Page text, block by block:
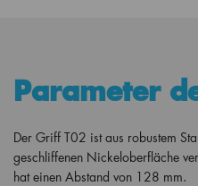
Parameter
Der Griff T02 ist aus robustem
geschliffenen Nickeloberfläche
hat einen Abstand von 128 mm.